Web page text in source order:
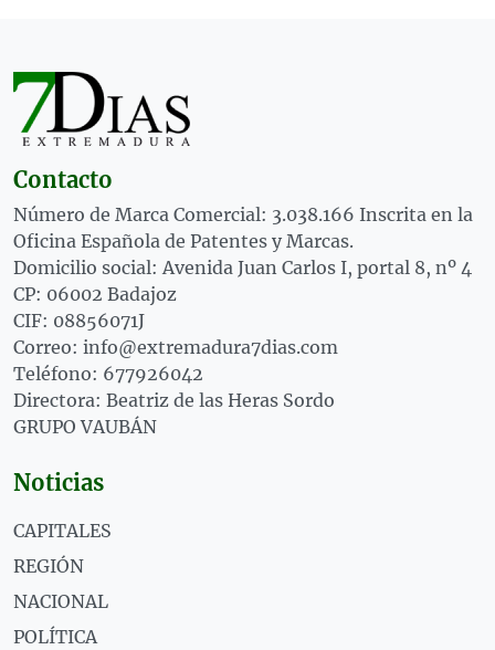
Contacto
Número de Marca Comercial: 3.038.166 Inscrita en la
Oficina Española de Patentes y Marcas.
Domicilio social: Avenida Juan Carlos I, portal 8, nº 4
CP: 06002 Badajoz
CIF: 08856071J
Correo: info@extremadura7dias.com
Teléfono: 677926042
Directora: Beatriz de las Heras Sordo
GRUPO VAUBÁN
Noticias
CAPITALES
REGIÓN
NACIONAL
POLÍTICA